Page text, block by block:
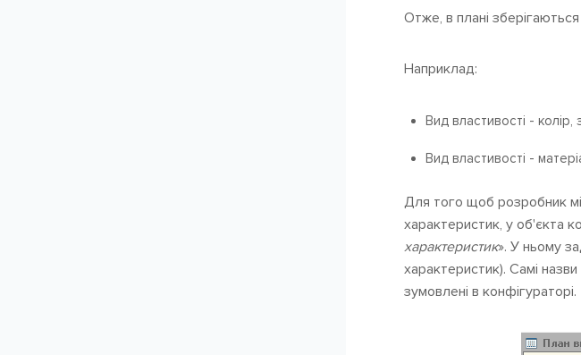
Отже, в плані
Наприклад:
Вид властивості -
Вид властивості -
Для того щоб розробник
характеристик, у об'єкта
характеристик». У ньому
характеристик). Самі
зумовлені в конфігураторі.